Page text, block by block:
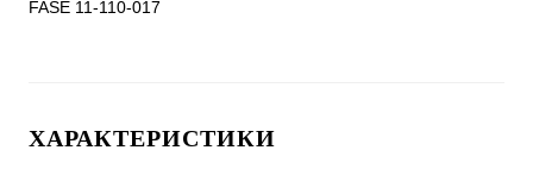
ХАРАКТЕРИСТИКИ